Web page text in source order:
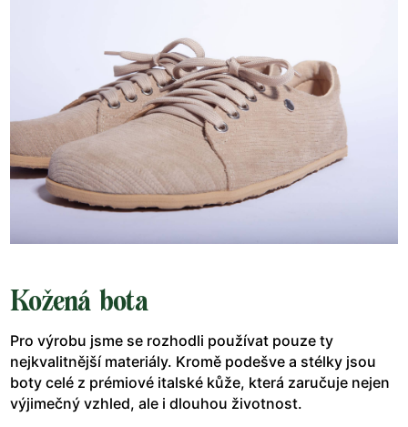
Kožená bota
Pro výrobu jsme se rozhodli používat pouze ty
nejkvalitnější materiály. Kromě podešve a stélky jsou
boty celé z prémiové italské kůže, která zaručuje nejen
výjimečný vzhled, ale i dlouhou životnost.